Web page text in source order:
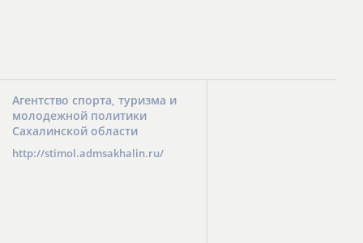
Агентство спорта, туризма и
молодежной политики
Сахалинской области
http://stimol.admsakhalin.ru/